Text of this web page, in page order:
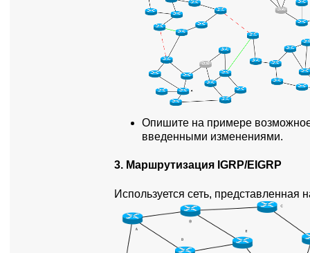
Опишите на примере
введенными изменениями.
3. Маршрутизация IGRP/EIGRP
Используется сеть, представленная